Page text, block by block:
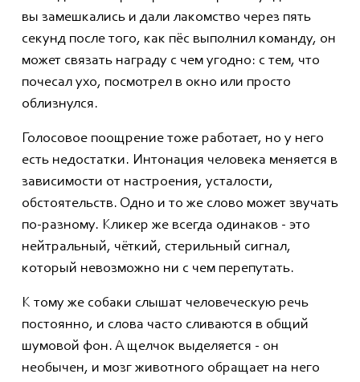
вы замешкались и дали лакомство через пять
секунд после того, как пёс выполнил команду, он
может связать награду с чем угодно: с тем, что
почесал ухо, посмотрел в окно или просто
облизнулся.
Голосовое поощрение тоже работает, но у него
есть недостатки. Интонация человека меняется в
зависимости от настроения, усталости,
обстоятельств. Одно и то же слово может звучать
по-разному. Кликер же всегда одинаков - это
нейтральный, чёткий, стерильный сигнал,
который невозможно ни с чем перепутать.
К тому же собаки слышат человеческую речь
постоянно, и слова часто сливаются в общий
шумовой фон. А щелчок выделяется - он
необычен, и мозг животного обращает на него